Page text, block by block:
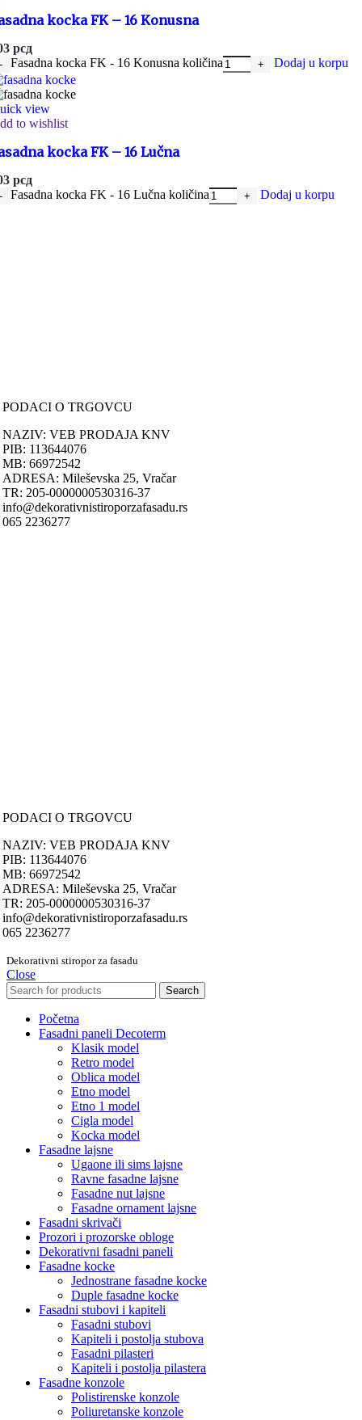
kocka FK – 16 Konusna
рсд
Fasadna kocka FK - 16 Konusna količina
Dodaj u korpu
view
to wishlist
kocka FK – 16 Lučna
рсд
Fasadna kocka FK - 16 Lučna količina
Dodaj u korpu
PODACI O TRGOVCU
NAZIV: VEB PRODAJA KNV
PIB: 113644076
MB: 66972542
ADRESA: Mileševska 25, Vračar
TR: 205-0000000530316-37
info@dekorativnistiroporzafasadu.rs
065 2236277
PODACI O TRGOVCU
NAZIV: VEB PRODAJA KNV
PIB: 113644076
MB: 66972542
ADRESA: Mileševska 25, Vračar
TR: 205-0000000530316-37
info@dekorativnistiroporzafasadu.rs
065 2236277
Dekorativni stiropor za fasadu
Close
Search
Početna
Fasadni paneli Decoterm
Klasik model
Retro model
Oblica model
Etno model
Etno 1 model
Cigla model
Kocka model
Fasadne lajsne
Ugaone ili sims lajsne
Ravne fasadne lajsne
Fasadne nut lajsne
Fasadne ornament lajsne
Fasadni skrivači
Prozori i prozorske obloge
Dekorativni fasadni paneli
Fasadne kocke
Jednostrane fasadne kocke
Duple fasadne kocke
Fasadni stubovi i kapiteli
Fasadni stubovi
Kapiteli i postolja stubova
Fasadni pilasteri
Kapiteli i postolja pilastera
Fasadne konzole
Polistirenske konzole
Poliuretanske konzole